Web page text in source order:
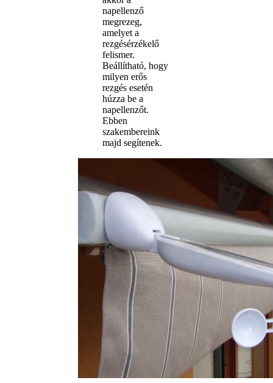
napellenző
megrezeg,
amelyet a
rezgésérzékelő
felismer.
Beállítható, hogy
milyen erős
rezgés esetén
húzza be a
napellenzőt.
Ebben
szakembereink
majd segítenek.